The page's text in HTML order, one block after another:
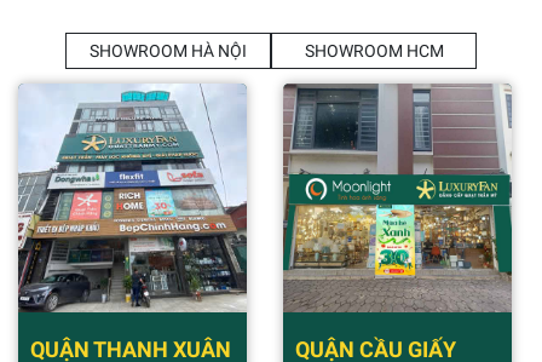
SHOWROOM HÀ NỘI SHOWROOM HCM
QUẬN THANH XUÂN QUẬN CẦU GIẤY